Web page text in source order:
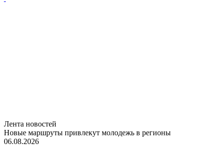
Лента новостей
Новые маршруты привлекут молодежь в регионы
06.08.2026